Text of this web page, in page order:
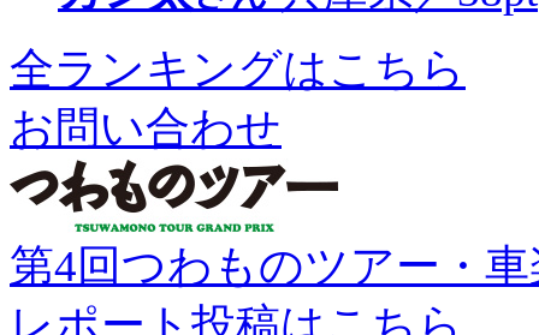
全ランキングはこちら
お問い合わせ
第4回つわものツアー・
レポート投稿はこちら